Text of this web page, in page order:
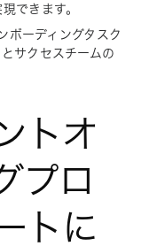
できます。
ボーディングタスク
サクセスチームの
トオ
プロ
トに